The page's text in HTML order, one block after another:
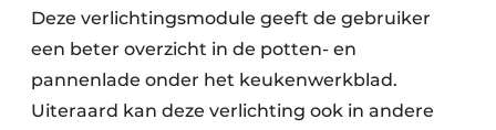
Deze verlichtingsmodule geeft de gebruiker
een beter overzicht in de potten- en
pannenlade onder het keukenwerkblad.
Uiteraard kan deze verlichting ook in andere